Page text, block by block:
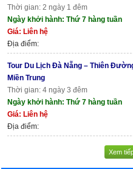
Thời gian: 2 ngày 1 đêm
Ngày khởi hành: Thứ 7 hàng tuần
Giá: Liên hệ
Địa điểm:
Tour Du Lịch Đà Nẵng – Thiên
Miền Trung
Thời gian: 4 ngày 3 đêm
Ngày khởi hành: Thứ 7 hàng tuần
Giá: Liên hệ
Địa điểm:
Xem